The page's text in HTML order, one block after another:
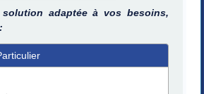
adaptée à vos besoins,